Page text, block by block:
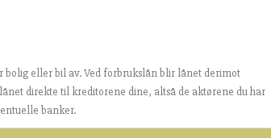
eller bil av. Ved forbrukslån blir lånet derimot
direkte til kreditorene dine, altså de aktørene du har
banker.